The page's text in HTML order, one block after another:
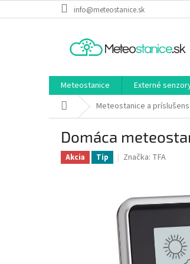
na
info@meteostanice.sk
Meteostanice Externé
DomovMeteostanice a
Domáca
Akcia Tip Značka: TFA